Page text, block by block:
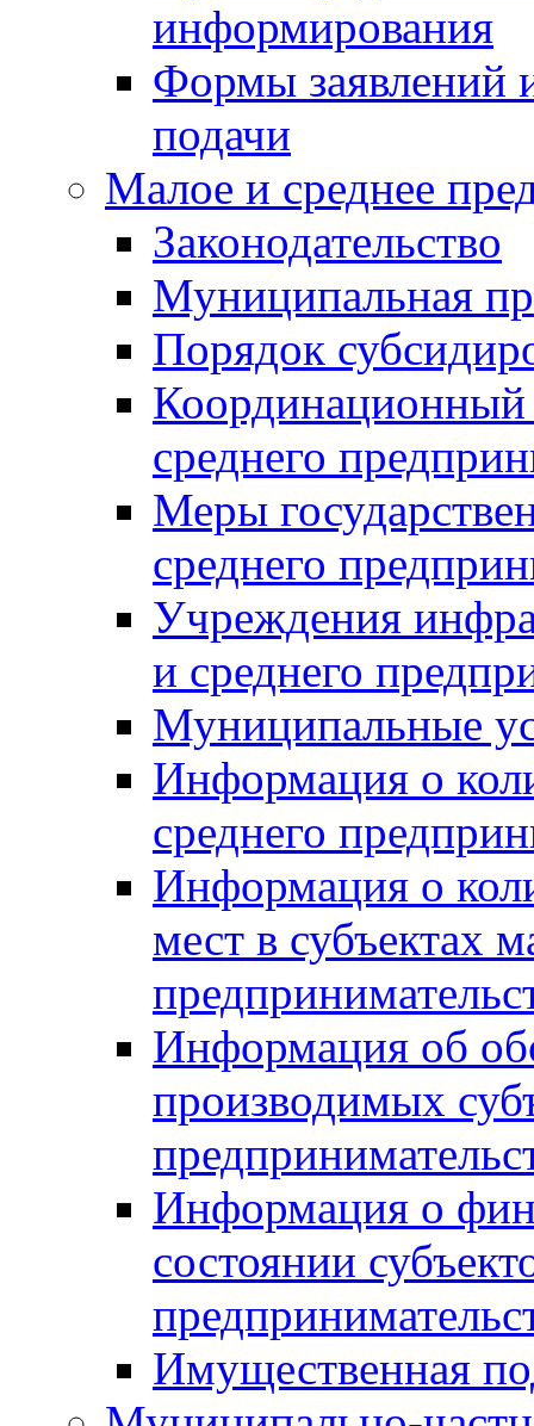
информирования
Формы заявлений
подачи
Малое и среднее
Законодательство
Муниципальная
Порядок
Координационный
среднего
Меры
среднего
Учреждения
и среднего
Муниципальные
Информация о
среднего
Информация о
мест в субъектах
Информация об
производимых
Информация о
состоянии
Имущественная